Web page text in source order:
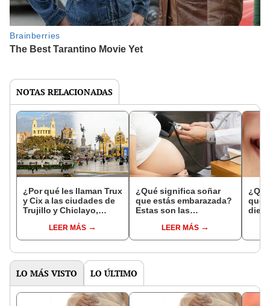
NOTAS RELACIONADAS
¿Por qué les llaman Trux
y Cix a las ciudades de
Trujillo y Chiclayo,
LEER MÁS
¿Qué significa soñar
que estás embarazada?
Estas son las
comunesLEER MÁS
que
LO MÁS VISTO LO ÚLTIMO